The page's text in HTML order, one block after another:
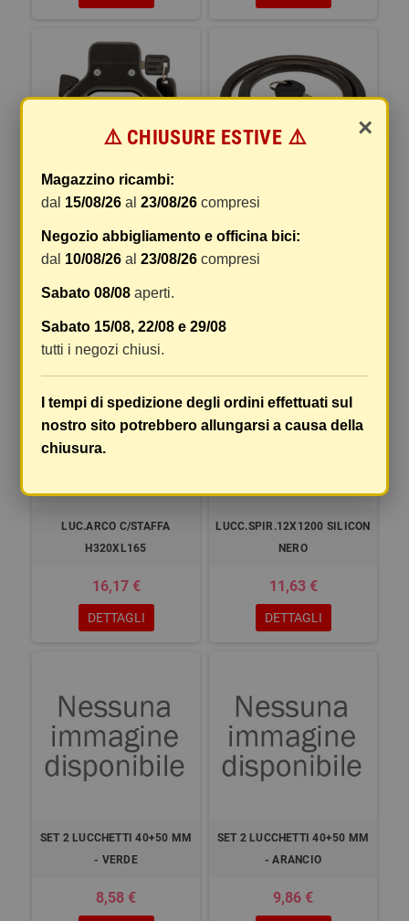
VITI
SPIR.10X1000COLORATO
LUC.ARCO C/STAFFA
H320XL165
16,17 €
DETTAGLI
LUCC.SPIR.12X1200 SILICON
NERO
11,63 €
DETTAGLI
SET 2 LUCCHETTI 40+50 MM
- VERDE
8,58 €
SET 2 LUCCHETTI 40+50 MM
- ARANCIO
9,86 €
×
⚠️ CHIUSURE ESTIVE ⚠️
Magazzino ricambi:
dal 15/08/26 al23/08/26 compresi
Negozio abbigliamento e officina bici:
dal 10/08/26 al23/08/26 compresi
Sabato 08/08 aperti.
Sabato 15/08, 22/08 e 29/08
tutti i negozi chiusi.
I tempi di spedizione degli ordini effettuati sul
nostro sito potrebbero allungarsi a causa della
chiusura.